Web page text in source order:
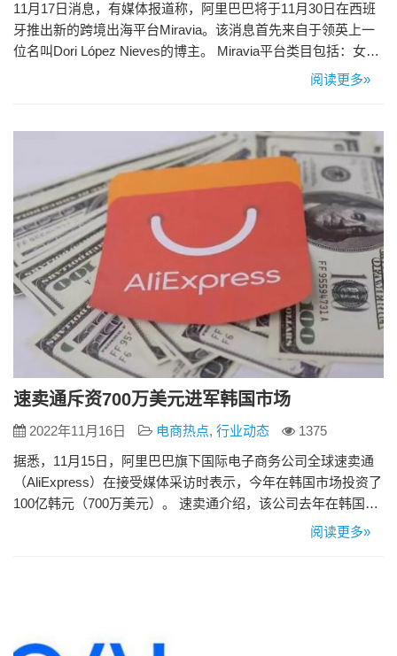
11月17日消息，有媒体报道称，阿里巴巴将于11月30日在西班
牙推出新的跨境出海平台Miravia。该消息首先来自于领英上一
位名叫Dori López Nieves的博主。 Miravia平台类目包括：女装
时尚，品牌如阿迪达斯、Munich与Salsa Jeans等；美容与健
阅读更多»
速卖通斥资700万美元进军韩国市场
2022年11月16日 电商热点, 行业动态
1375
据悉，11月15日，阿里巴巴旗下国际电子商务公司全球速卖通
（AliExpress）在接受媒体采访时表示，今年在韩国市场投资了
100亿韩元（700万美元）。 速卖通介绍，该公司去年在韩国推
出了三到五天送货服务，允许韩国用户从淘宝购买产品（特别
阅读更多»